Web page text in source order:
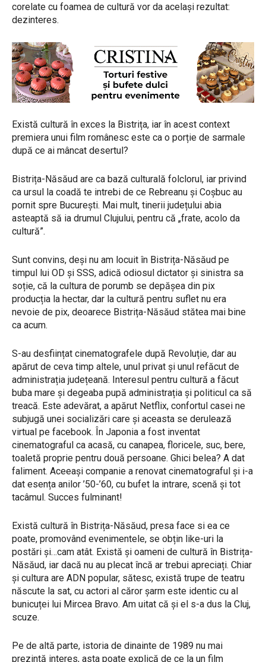
corelate cu foamea de cultură vor da același rezultat:
dezinteres.
Există cultură în exces la Bistrița, iar în acest context
premiera unui film românesc este ca o porție de sarmale
după ce ai mâncat desertul?
Bistrița-Năsăud are ca bază culturală folclorul, iar privind
ca ursul la coadă te intrebi de ce Rebreanu și Coșbuc au
pornit spre București. Mai mult, tinerii județului abia
asteaptă să ia drumul Clujului, pentru că „frate, acolo da
cultură”.
Sunt convins, deși nu am locuit în Bistrița-Năsăud pe
timpul lui OD și SSS, adică odiosul dictator și sinistra sa
soție, că la cultura de porumb se depășea din pix
producția la hectar, dar la cultură pentru suflet nu era
nevoie de pix, deoarece Bistrița-Năsăud stătea mai bine
ca acum.
S-au desființat cinematografele după Revoluție, dar au
apărut de ceva timp altele, unul privat și unul refăcut de
administrația județeană. Interesul pentru cultură a făcut
buba mare și degeaba pupă administrația și politicul ca să
treacă. Este adevărat, a apărut Netflix, confortul casei ne
subjugă unei socializări care și aceasta se derulează
virtual pe facebook. În Japonia a fost inventat
cinematograful ca acasă, cu canapea, floricele, suc, bere,
toaletă proprie pentru două persoane. Ghici belea? A dat
faliment. Aceeași companie a renovat cinematograful și i-a
dat esența anilor ’50-’60, cu bufet la intrare, scenă și tot
tacâmul. Succes fulminant!
Există cultură în Bistrița-Năsăud, presa face si ea ce
poate, promovând evenimentele, se obțin like-uri la
postări și…cam atât. Există și oameni de cultură în Bistrița-
Năsăud, iar dacă nu au plecat încă ar trebui apreciați. Chiar
și cultura are ADN popular, sătesc, există trupe de teatru
născute la sat, cu actori al căror șarm este identic cu al
bunicuței lui Mircea Bravo. Am uitat că și el s-a dus la Cluj,
scuze.
Pe de altă parte, istoria de dinainte de 1989 nu mai
prezintă interes, asta poate explică de ce la un film